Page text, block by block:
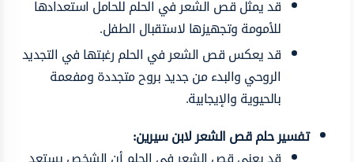
قد يمثل قص الشعر في الحلم للحامل استعدادها
للأمومة وتجهيزها لاستقبال الطفل.
قد يعكس قص الشعر في الحلم رغبتها في التجديد
الروحي والبدء من جديد بروح متجددة ومفعمة
بالحيوية والإيجابية.
تفسير حلم قص الشعر لابن سيرين: